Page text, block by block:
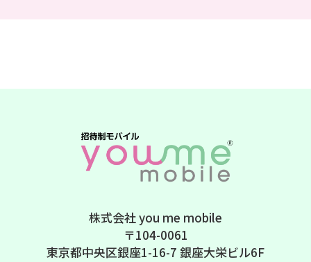
株式会社 you me mobile
〒104-0061
東京都中央区銀座1-16-7 銀座大栄ビル6F